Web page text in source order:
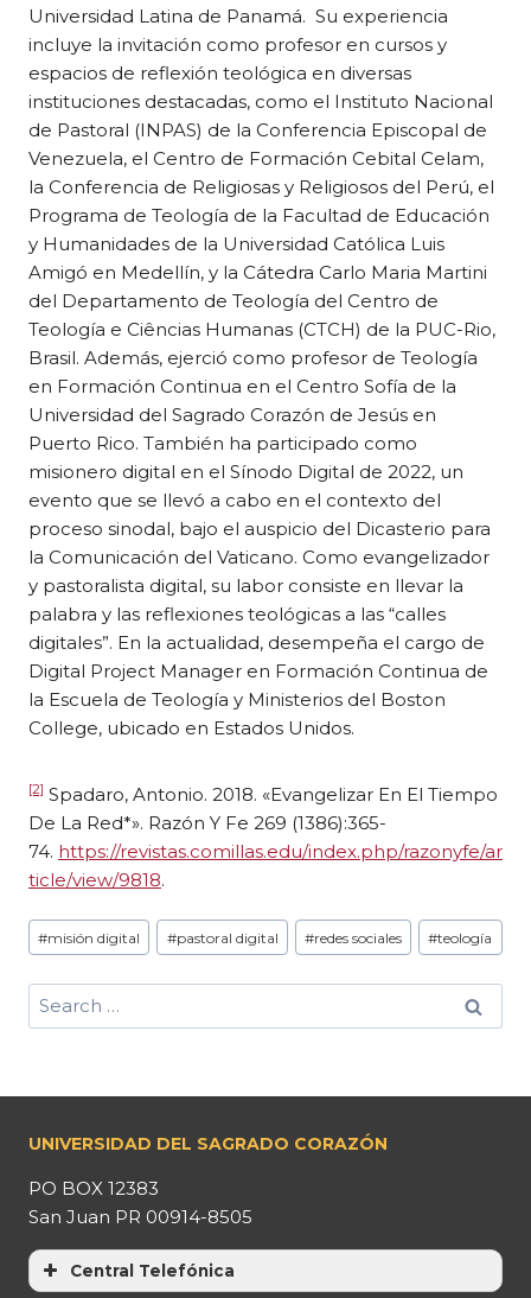
Universidad Latina de Panamá. Su experiencia
incluye la invitación como profesor en cursos y
espacios de reflexión teológica en diversas
instituciones destacadas, como el Instituto Nacional
de Pastoral (INPAS) de la Conferencia Episcopal de
Venezuela, el Centro de Formación Cebital Celam,
la Conferencia de Religiosas y Religiosos del Perú, el
Programa de Teología de la Facultad de Educación
y Humanidades de la Universidad Católica Luis
Amigó en Medellín, y la Cátedra Carlo Maria Martini
del Departamento de Teología del Centro de
Teología e Ciências Humanas (CTCH) de la PUC-Rio,
Brasil. Además, ejerció como profesor de Teología
en Formación Continua en el Centro Sofía de la
Universidad del Sagrado Corazón de Jesús en
Puerto Rico. También ha participado como
misionero digital en el Sínodo Digital de 2022, un
evento que se llevó a cabo en el contexto del
proceso sinodal, bajo el auspicio del Dicasterio para
la Comunicación del Vaticano. Como evangelizador
y pastoralista digital, su labor consiste en llevar la
palabra y las reflexiones teológicas a las “calles
digitales”. En la actualidad, desempeña el cargo de
Digital Project Manager en Formación Continua de
la Escuela de Teología y Ministerios del Boston
College, ubicado en Estados Unidos.
[2] Spadaro, Antonio. 2018. «Evangelizar En El Tiempo
De La Red*». Razón Y Fe 269 (1386):365-
74. https://revistas.comillas.edu/index.php/razonyfe/ar
ticle/view/9818.
#misión digital #pastoral digital #redes sociales #teología
UNIVERSIDAD DEL SAGRADO CORAZÓN
PO BOX 12383
San Juan PR 00914-8505
Central Telefónica